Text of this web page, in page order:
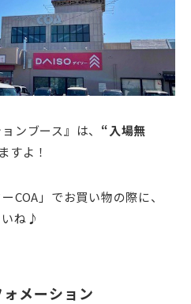
ンブース』は、 “入場無
すよ！
COA」でお買い物の際に、
いね♪
ォメーション